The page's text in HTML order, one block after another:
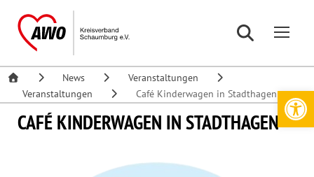
News
Veranstaltungen
Veranstaltungen
Café Kinderwagen in Stadthagen
CAFÉ KINDERWAGEN IN STADTHAGEN
Werkzeugleiste öffnen